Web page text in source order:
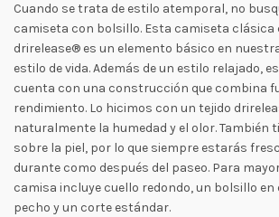
Cuando se trata de estilo atemporal, no
camiseta con bolsillo. Esta camiseta clásica
drirelease® es un elemento básico en
estilo de vida. Además de un estilo relajado,
cuenta con una construcción que combina
rendimiento. Lo hicimos con un tejido
naturalmente la humedad y el olor. También
sobre la piel, por lo que siempre estarás
durante como después del paseo. Para
camisa incluye cuello redondo, un bolsillo en
pecho y un corte estándar.